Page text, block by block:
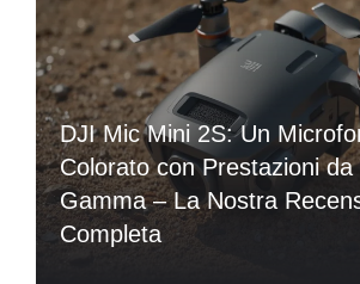
DJI Mic Mini 2S: Un
Colorato con Prestazioni da
Gamma – La Nostra
Completa